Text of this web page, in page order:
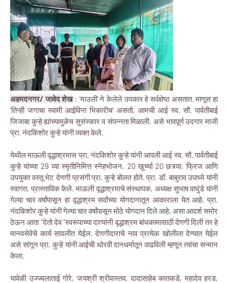
अहमदनगर/ जावेद शेख: 'माउली' ने केलेले उपकार हे सर्वक्षेष्ठ असतात. माणूस हा
'तिन्ही जगाचा स्वामी आईविना भिकारीच' असतो, आमची आई स्व. सौ. पार्वतीबाई
जिजाबा कुऱ्हे ह्यांच्यामुळेच सुसंस्कार व संपन्नता मिळाली, असे भावपूर्ण उदगार माजी
प्रा. नंदकिशोर कुऱ्हे यांनी व्यक्त केले.
येथील माऊली वृद्धाश्रमास प्रा. नंदकिशोर कुऱ्हे यांनी आपली आई स्व. सौ. पार्वतीबाई
कुऱ्हे यांच्या 29 व्या स्मृतीनिमित्त स्नेहभोजन, 20 खुर्च्या 20 छत्र्या, फ्रिज आणि
उपयुक्त वस्तू भेट देणगी प्रसंगी प्रा. कुऱ्हे बोलत होते. प्रा. डॉ. बाबुराव उपाध्ये यांनी
स्वागत, प्रास्ताविक केले. माऊली वृद्धाश्रमाचे संस्थापक, अध्यक्ष सुभाष वाघुंडे यांनी
गेल्या चार वर्षांपासून हा वृद्धाश्रम सर्वांच्या योगदानातून आकाराला येत आहे, प्रा.
नंदकिशोर कुऱ्हे यांनी गेल्या चार वर्षांपासून मोठे योगदान दिले आहे, असा आदर्श समोर
ठेऊन आता "देतो देव "स्वरूपाच्या दात्यांनी वृद्धाश्रम बांधकामासाठी देणगी दिली तर हे
मानवसेवेचे कार्य सावलीत येईल. देणगीदाराचे नाव प्रत्येक खोलीला देण्यात येईल
असे सांगून प्रा. कुऱ्हे यांनी आईची थोरवी दानधर्मातून वाढविली म्हणून त्यांचा सन्मान
केला.
यावेळी उज्ज्वलाताई गोरे, जयश्री श्रीवास्तव, दादासाहेब कातकडे, महादेव हरड,